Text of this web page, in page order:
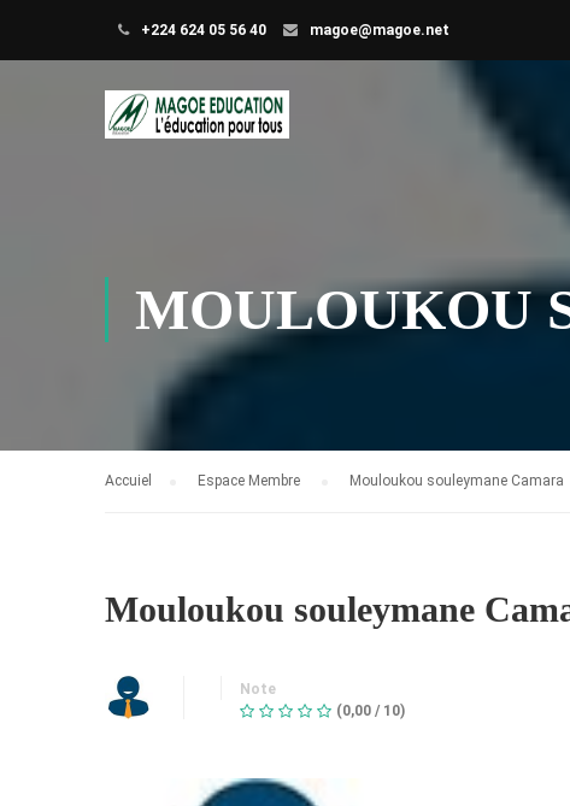
+224 624 05 56 40 magoe@magoe.net
MOULOUKOU
Accuiel Espace Membre Mouloukou souleymane Camara
Mouloukou souleymane
Note
(0,00 / 10)